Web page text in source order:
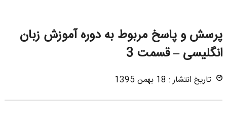
پرسش و پاسخ مربوط به دوره آموزش زبان
انگلیسی – قسمت 3
تاریخ انتشار : 18 بهمن 1395